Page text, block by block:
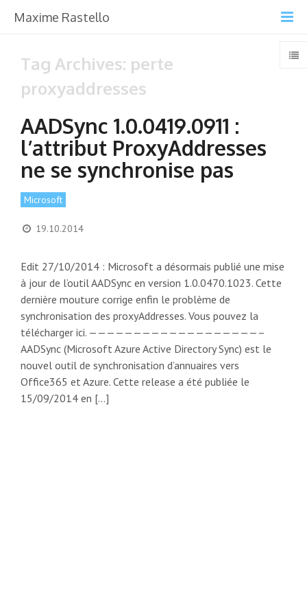
Maxime Rastello
Tag Archives: perte
proxyaddresses
AADSync 1.0.0419.0911 :
l’attribut ProxyAddresses
ne se synchronise pas
Microsoft
19.10.2014
Edit 27/10/2014 : Microsoft a désormais publié une mise
à jour de l’outil AADSync en version 1.0.0470.1023. Cette
dernière mouture corrige enfin le problème de
synchronisation des proxyAddresses. Vous pouvez la
télécharger ici. ———————————————————–
AADSync (Microsoft Azure Active Directory Sync) est le
nouvel outil de synchronisation d’annuaires vers
Office365 et Azure. Cette release a été publiée le
15/09/2014 en […]